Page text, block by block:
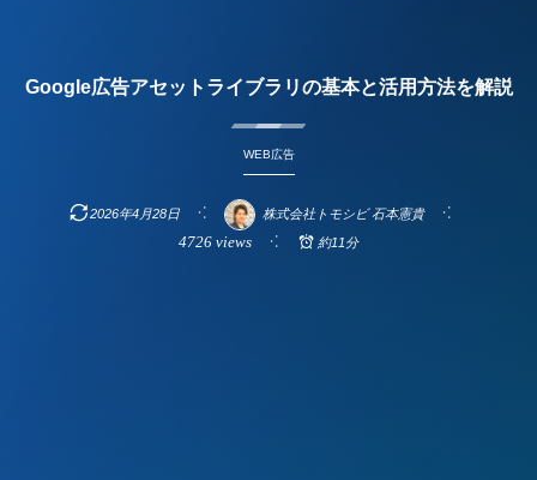
Google広告アセットライブラリの基本と活用方法を解説
WEB広告
2026年4月28日 株式会社トモシビ 石本憲貴
4726 views 約11分